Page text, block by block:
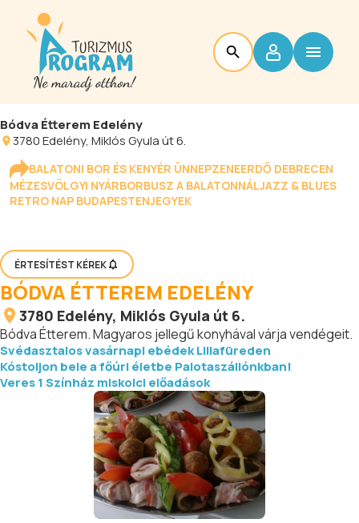
Bódva Étterem Edelény
3780Edelény, Miklós Gyula út 6.
BALATONI BOR ÉS KENYÉR ÜNNEPZENEERDŐ DEBRECEN
MÉZESVÖLGYI NYÁRBORBUSZ A BALATONNÁLJAZZ & BLUES
RETRO NAP BUDAPESTENJEGYEK
ÉRTESÍTÉST KÉREK
BÓDVA ÉTTEREM EDELÉNY
3780 Edelény, Miklós Gyula út 6.
Bódva Étterem. Magyaros jellegű konyhával várja vendégeit.
Svédasztalos vasárnapi ebédek Lillafüreden
Kóstoljon bele a főúri életbe Palotaszállónkban!
Veres 1 Színház miskolci előadások